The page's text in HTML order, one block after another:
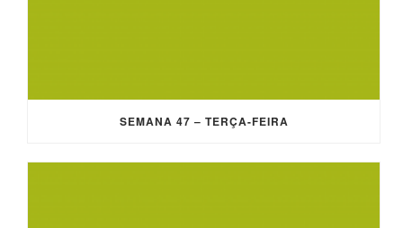
SEMANA 47 – TERÇA-FEIRA